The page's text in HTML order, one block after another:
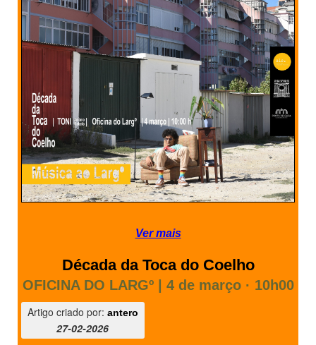
Clubes Escolares
Matrículas
ESAQ
@parlamentodosjovens_esaq
@esaq.erasmus
@oficina.do.largo
@clube_robotica.esaq
ENC. DE EDUCAÇÃO
Ver mais
Década da Toca do Coelho
OFICINA DO LARGº | 4 de março · 10h00
Artigo criado por: antero
27-02-2026